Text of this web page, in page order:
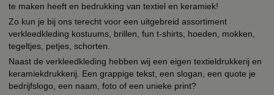
te maken heeft en bedrukking van textiel en keramiek!
Zo kun je bij ons terecht voor een uitgebreid assortiment
verkleedkleding kostuums, brillen, fun t-shirts, hoeden, mokken,
tegeltjes, petjes, schorten.
Naast de verkleedkleding hebben wij een eigen textieldrukkerij en
keramiekdrukkerij. Een grappige tekst, een slogan, een quote je
bedrijfslogo, een naam, foto of een unieke print?